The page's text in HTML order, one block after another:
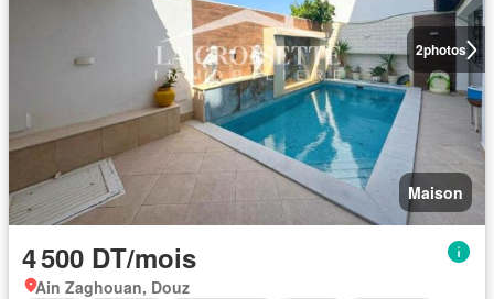
2photos
Maison
4 500 DT/mois
Ain Zaghouan, Douz